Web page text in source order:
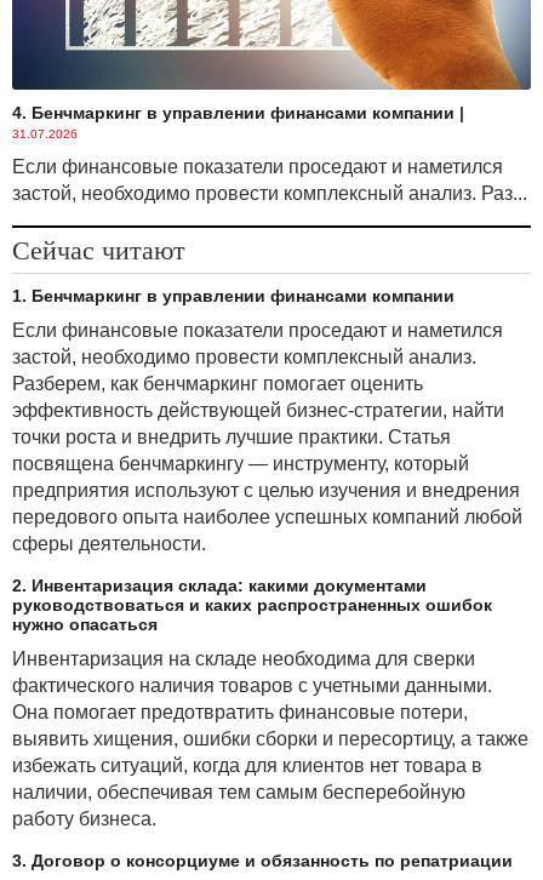
трансформации: последовательные,
предполагающие наличие взаимосвязанных
критериев, когда их совершенствование ведет
к последовательному совершенствованию самих
методов; параллельные — предполагающие
наличие для каждого из методов своего принципа
(способа, методики) прогнозирования;
Достоверное прогнозирование
возможно на основе комплексного
использования ряда дополняющих друг друга
методов.
· по информационной базе: фактографические,
основанные на проверяемой информации;
экспертные, использующие образно-ассоциативную
аналогию между объектами; смешанные,
сочетающие две вышеуказанные информационные
базы;
информации: вероятностные, основанные на
вероятностном подходе к обработке информации;
от квалификации эксперта; аналогий,
предусматривающие применение такой же методики
обработки информации, что и для аналога;
опережающие методы, в основе которых лежит
способность прогноза опережать реальности
развития предприятия;
4. Бенчмаркинг в управлении финансами компании |
31.07.2026
Если финансовые показатели проседают и наметился
застой, необходимо провести комплексный анализ. Раз...
Сейчас читают
1. Бенчмаркинг в управлении финансами компании
Если финансовые показатели проседают и наметился
застой, необходимо провести комплексный анализ.
Разберем, как бенчмаркинг помогает оценить
эффективность действующей бизнес-стратегии, найти
точки роста и внедрить лучшие практики. Статья
посвящена бенчмаркингу — инструменту, который
предприятия используют с целью изучения и внедрения
передового опыта наиболее успешных компаний любой
сферы деятельности.
2. Инвентаризация склада: какими документами
руководствоваться и каких распространенных ошибок
нужно опасаться
Инвентаризация на складе необходима для сверки
фактического наличия товаров с учетными данными.
Она помогает предотвратить финансовые потери,
выявить хищения, ошибки сборки и пересортицу, а также
избежать ситуаций, когда для клиентов нет товара в
наличии, обеспечивая тем самым бесперебойную
работу бизнеса.
3. Договор о консорциуме и обязанность по репатриации